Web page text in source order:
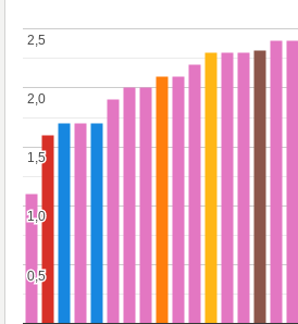
0,5
0,5
1,0
1,0
1,5
1,5
2,0
2,0
2,5
2,5